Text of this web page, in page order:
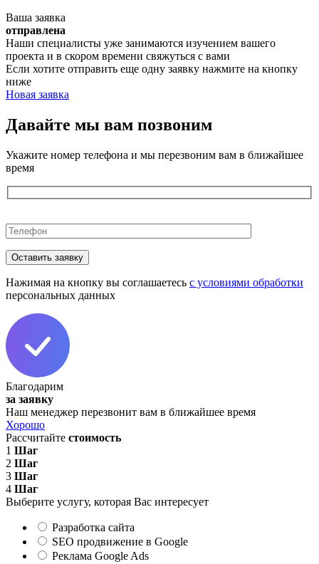
Ваша заявка
отправлена
Наши специалисты уже занимаются изучением вашего
проекта и в скором времени свяжуться с вами
Если хотите отправить еще одну заявку нажмите на кнопку
ниже
Новая заявка
Давайте мы вам позвоним
Укажите номер телефона и мы перезвоним вам в ближайшее
время
это
пустым.
Нажимая на кнопку вы соглашаетесь с условиями обработки
персональных данных
Благодарим
за заявку
Наш менеджер перезвонит вам в ближайшее время
Хорошо
Рассчитайте стоимость
1 Шаг
2 Шаг
3 Шаг
4 Шаг
Выберите услугу, которая Вас интересует
Разработка сайта
SEO продвижение в Google
Реклама Google Ads